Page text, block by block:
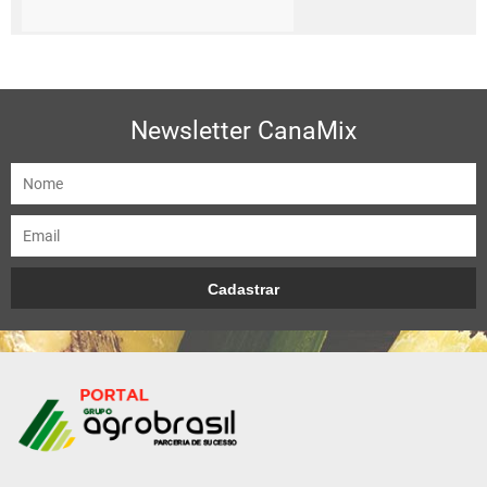
Newsletter CanaMix